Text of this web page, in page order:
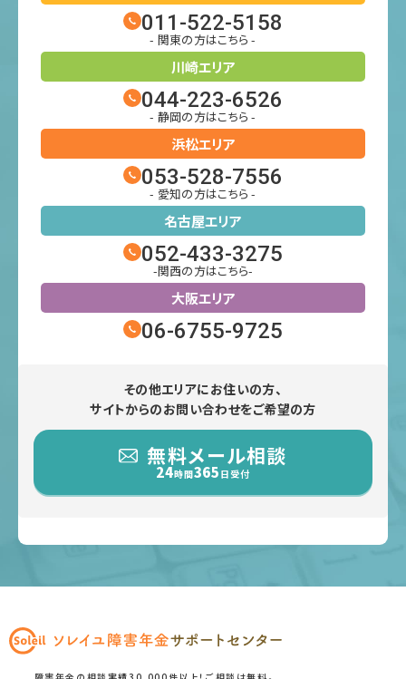
011-522-5158
- 関東の方はこちら -
川崎エリア
044-223-6526
- 静岡の方はこちら -
浜松エリア
053-528-7556
- 愛知の方はこちら -
名古屋エリア
052-433-3275
-関西の方はこちら-
大阪エリア
06-6755-9725
その他エリアにお住いの方、
サイトからのお問い合わせをご希望の方
無料メール相談
24時間365 日受付